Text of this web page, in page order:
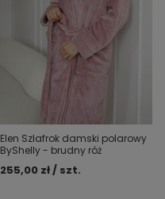
Elen Szlafrok damski polarowy
ByShelly - brudny róż
255,00 zł / szt.